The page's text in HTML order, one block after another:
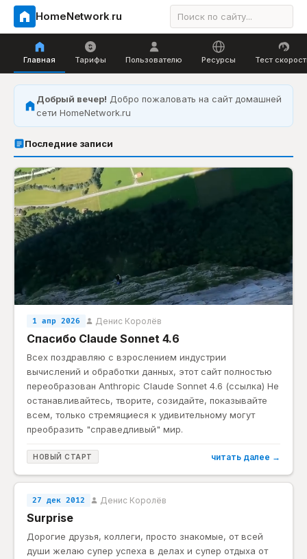
HomeNetwork.ru
Главная Тарифы Пользователю Ресурсы Тест
Добрый вечер! Добро пожаловать на сайт домашней
сети HomeNetwork.ru
Последние записи
1 апр 2026 Денис Королёв
Спасибо Claude Sonnet 4.6
Всех поздравляю с взрослением индустрии
вычислений и обработки данных, этот сайт полностью
переобразован Anthropic Claude Sonnet 4.6 (ссылка) Не
останавливайтесь, творите, созидайте, показывайте
всем, только стремящиеся к удивительному могут
преобразить "справедливый" мир.
НОВЫЙ СТАРТ читать далее →
27 дек 2012 Денис Королёв
Surprise
Дорогие друзья, коллеги, просто знакомые, от всей
души желаю супер успеха в делах и супер отдыха от